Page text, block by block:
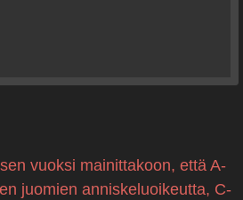
vuoksi mainittakoon, että A-
juomien anniskeluoikeutta, C-